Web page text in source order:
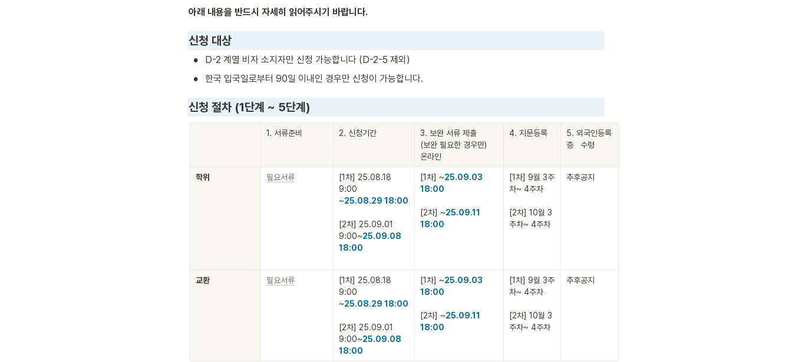
아래 내용을 반드시 자세히 읽어주시기 바랍니다.
신청 대상
• D-2 계열 비자 소지자만 신청 가능합니다 (D-2-5 제외)
• 한국 입국일로부터 90일 이내인 경우만 신청이 가능합니다.
신청 절차 (1단계 ~ 5단계)
1. 서류준비 2. 신청기간
3. 보완 서류 제출
(보완 필요한 경우만)
온라인
4. 지문등록
5. 외국인등록
증   수령
학위 필요서류
[1차] 25.08.18
9:00
~25.08.29 18:00
[2차] 25.09.01
9:00~25.09.08
18:00
[1차] ~25.09.03
18:00
[2차] ~25.09.11
18:00
[1차] 9월 3주
차~ 4주차
[2차] 10월 3
주차~ 4주차
추후공지
교환 필요서류
[1차] 25.08.18
9:00
~25.08.29 18:00
[2차] 25.09.01
9:00~25.09.08
18:00
[1차] ~25.09.03
18:00
[2차] ~25.09.11
18:00
[1차] 9월 3주
차~ 4주차
[2차] 10월 3
주차~ 4주차
추후공지